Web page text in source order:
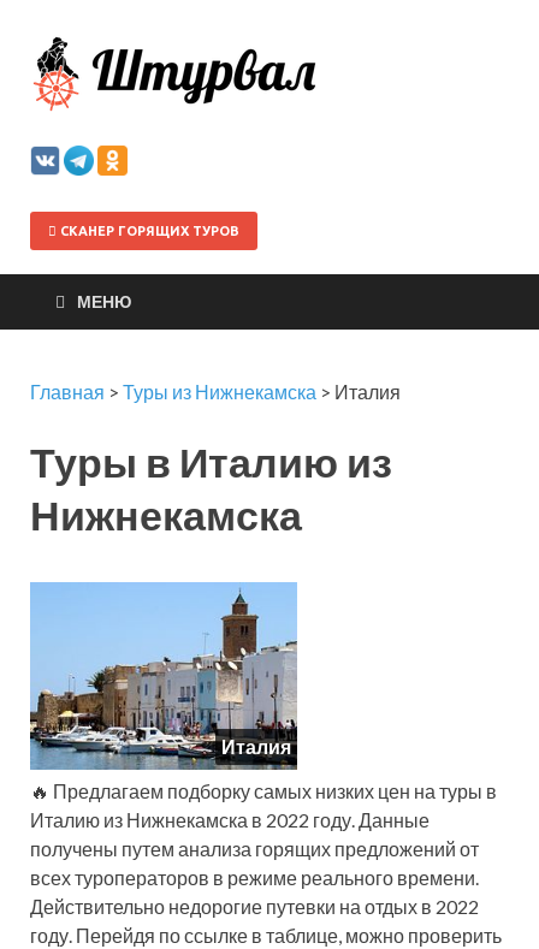
СКАНЕР ГОРЯЩИХ ТУРОВ
МЕНЮ
Главная > Туры из Нижнекамска > Италия
Туры в Италию из
Нижнекамска
Италия
🔥 Предлагаем подборку самых низких цен на туры в
Италию из Нижнекамска в 2022 году. Данные
получены путем анализа горящих предложений от
всех туроператоров в режиме реального времени.
Действительно недорогие путевки на отдых в 2022
году. Перейдя по ссылке в таблице, можно проверить